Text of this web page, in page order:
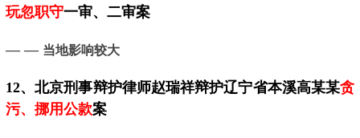
玩忽职守一审、二审案
— — 当地影响较大
12、北京刑事辩护律师赵瑞祥辩护辽宁省本溪高某某贪
污、挪用公款案